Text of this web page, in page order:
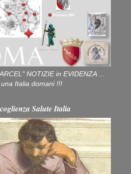
NOTIZIE in EVIDENZA ...
Italia domani !!!
Salute Italia